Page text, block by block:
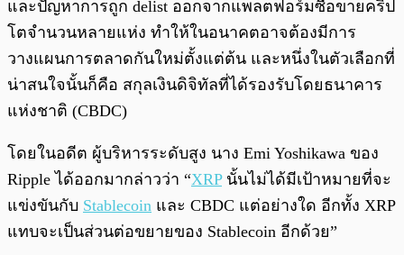
และปัญหาการถูก delist ออกจากแพลตฟอร์มซื้อขายคริป
โตจำนวนหลายแห่ง ทำให้ในอนาคตอาจต้องมีการ
วางแผนการตลาดกันใหม่ตั้งแต่ต้น และหนึ่งในตัวเลือกที่
น่าสนใจนั้นก็คือ สกุลเงินดิจิทัลที่ได้รองรับโดยธนาคาร
แห่งชาติ (CBDC)
โดยในอดีต ผู้บริหารระดับสูง นาง Emi Yoshikawa ของ
Ripple ได้ออกมากล่าวว่า “XRPนั้นไม่ได้มีเป้าหมายที่จะ
แข่งขันกับ Stablecoin และ CBDC แต่อย่างใด อีกทั้ง XRP
แทบจะเป็นส่วนต่อขยายของ Stablecoin อีกด้วย”